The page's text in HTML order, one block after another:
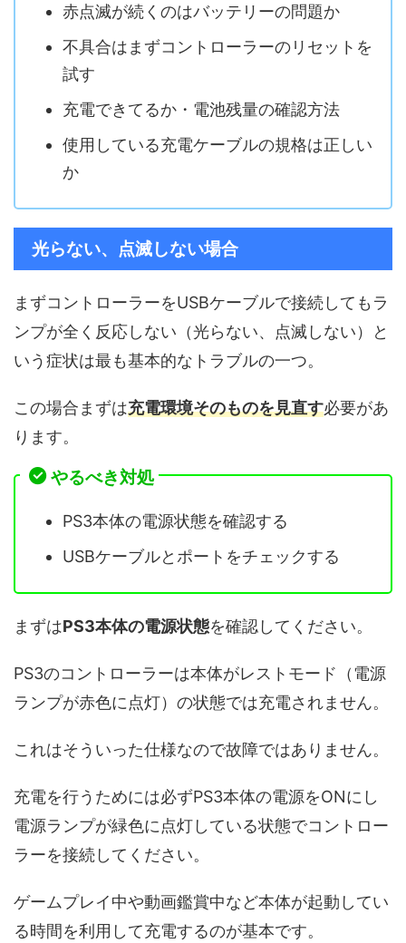
赤点滅が続くのはバッテリーの問題か
不具合はまずコントローラーのリセットを
試す
充電できてるか・電池残量の確認方法
使用している充電ケーブルの規格は正しい
か
光らない、点滅しない場合
まずコントローラーをUSBケーブルで接続してもラ
ンプが全く反応しない（光らない、点滅しない）と
いう症状は最も基本的なトラブルの一つ。
この場合まずは充電環境そのものを見直す必要があ
ります。
やるべき対処
PS3本体の電源状態を確認する
USBケーブルとポートをチェックする
まずはPS3本体の電源状態を確認してください。
PS3のコントローラーは本体がレストモード（電源
ランプが赤色に点灯）の状態では充電されません。
これはそういった仕様なので故障ではありません。
充電を行うためには必ずPS3本体の電源をONにし
電源ランプが緑色に点灯している状態でコントロー
ラーを接続してください。
ゲームプレイ中や動画鑑賞中など本体が起動してい
る時間を利用して充電するのが基本です。